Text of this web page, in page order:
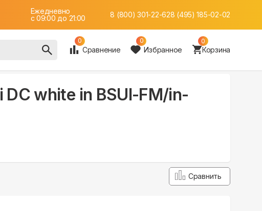
Ежедневно
c 09:00 до 21:00
8 (800) 301-22-628 (495) 185-02-02
0
Сравнение
0
Избранное
0
Корзина
DC white in BSUI-FM/in-
Сравнить